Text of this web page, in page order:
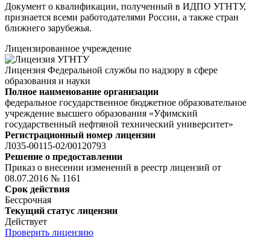
Документ о квалификации, полученный в ИДПО УГНТУ,
признается всеми работодателями России, а также стран
ближнего зарубежья.
Лицензированное учреждение
Лицензия Федеральной службы по надзору в сфере
образования и науки
Полное наименование организации
федеральное государственное бюджетное образовательное
учреждение высшего образования «Уфимский
государственный нефтяной технический университет»
Регистрационный номер лицензии
Л035-00115-02/00120793
Решение о предоставлении
Приказ о внесении изменений в реестр лицензий от
08.07.2016 № 1161
Срок действия
Бессрочная
Текущий статус лицензии
Действует
Проверить лицензию